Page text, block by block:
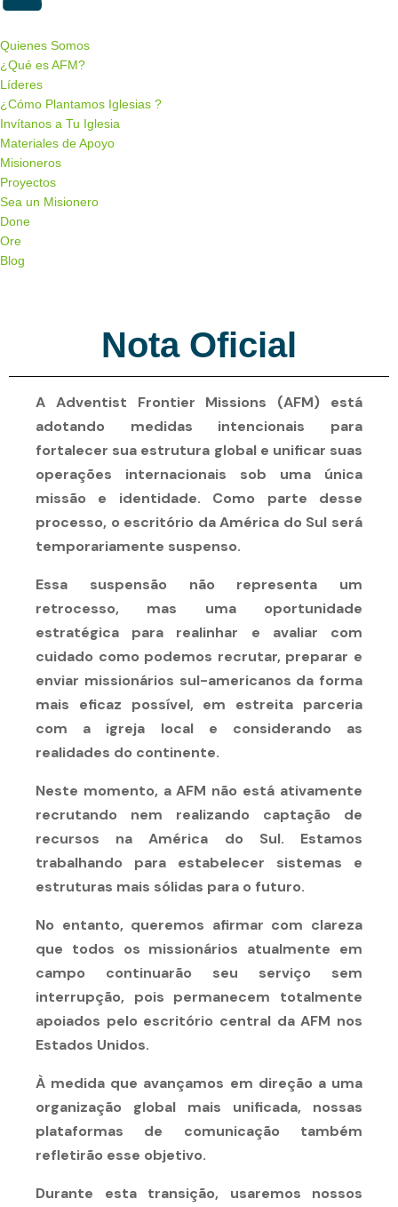
Quienes Somos
¿Qué es AFM?
Líderes
¿Cómo Plantamos Iglesias ?
Invítanos a Tu Iglesia
Materiales de Apoyo
Misioneros
Proyectos
Sea un Misionero
Done
Ore
Blog
Nota Oficial
A Adventist Frontier Missions (AFM) está
adotando medidas intencionais para
fortalecer sua estrutura global e unificar suas
operações internacionais sob uma única
missão e identidade. Como parte desse
processo, o escritório da América do Sul será
temporariamente suspenso.
Essa suspensão não representa um
retrocesso, mas uma oportunidade
estratégica para realinhar e avaliar com
cuidado como podemos recrutar, preparar e
enviar missionários sul-americanos da forma
mais eficaz possível, em estreita parceria
com a igreja local e considerando as
realidades do continente.
Neste momento, a AFM não está ativamente
recrutando nem realizando captação de
recursos na América do Sul. Estamos
trabalhando para estabelecer sistemas e
estruturas mais sólidas para o futuro.
No entanto, queremos afirmar com clareza
que todos os missionários atualmente em
campo continuarão seu serviço sem
interrupção, pois permanecem totalmente
apoiados pelo escritório central da AFM nos
Estados Unidos.
À medida que avançamos em direção a uma
organização global mais unificada, nossas
plataformas de comunicação também
refletirão esse objetivo.
Durante esta transição, usaremos nossos